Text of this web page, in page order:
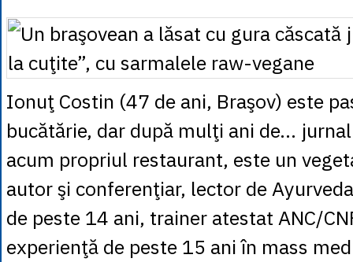
1 MXN
= 0.2227
1 NOK= 0.4191
1 PLN= 1.1646
1 RSD= 0.0425
1 RUB = 0.0530
1 SEK= 0.4526
1 TRY
= 0.1141
1 UAH = 0.1048
= 5.9383
1 ZAR= 0.2318
Ionuţ Costin (47 de ani, Braşov) este
bucătărie, dar după mulţi ani de…
acum propriul restaurant, este un
autor şi conferenţiar, lector de
de peste 14 ani, trainer atestat ANC/
experienţă de peste 15 ani în mass